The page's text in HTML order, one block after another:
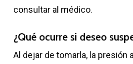
consultar al médico.
¿Qué ocurre si deseo
Al dejar de tomarla, la presión